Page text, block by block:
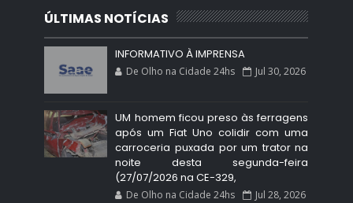
ÚLTIMAS NOTÍCIAS
INFORMATIVO À IMPRENSA
De Olho na Cidade 24hs Jul 30, 2026
UM homem ficou preso às ferragens
após um Fiat Uno colidir com uma
carroceria puxada por um trator na
noite desta segunda-feira
(27/07/2026 na CE-329,
De Olho na Cidade 24hs Jul 28, 2026